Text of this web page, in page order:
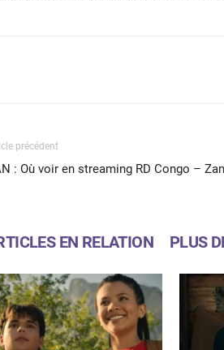
précédent
: Où voir en streaming RD Congo –
EN RELATION PLUS